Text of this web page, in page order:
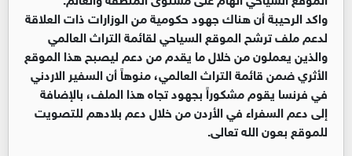
واكد الرحيبة أن هناك جهود حكومية من الوزارات ذات العلاقة
لدعم ملف ترشح الموقع السياحي لقائمة التراث العالمي
والذين يعملون من خلال ما يقدم من دعم ليصبح هذا الموقع
الأثري ضمن قائمة التراث العالمي، منوهاً أن السفير الاردني
في فرنسا يقوم مشكوراً بجهود تجاه هذا الملف، بالإضافة
إلى دعم السفراء في الأردن من خلال دعم بلادهم للتصويت
للموقع بعون الله تعالى.